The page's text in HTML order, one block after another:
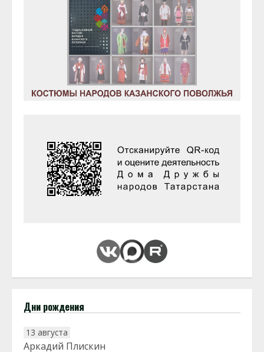
Дни рождения
13 августа
Аркадий Плискин